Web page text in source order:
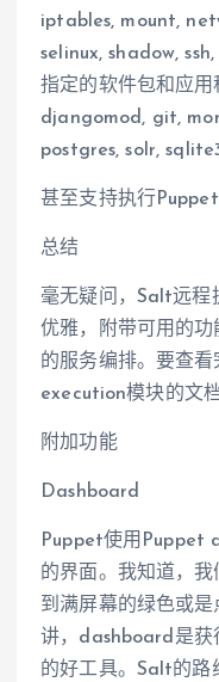
iptables, mount,
selinux, shadow,
指定的软件包和应
djangomod, git,
postgres, solr,
甚至支持执行Puppet
总结
毫无疑问，Salt远
优雅，附带可用的
的服务编排。要查
execution模块的文档
附加功能
Dashboard
Puppet使用Puppet
的界面。我知道，
到满屏幕的绿色或
讲，dashboard是获
的好工具。Salt的路